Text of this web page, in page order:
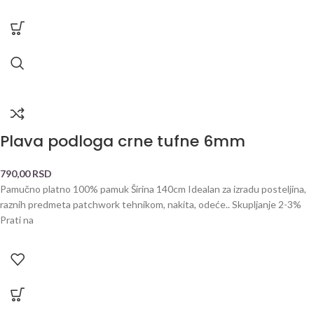
Plava podloga crne tufne 6mm
790,00RSD
Pamučno platno 100% pamuk Širina 140cm Idealan za izradu posteljina,
raznih predmeta patchwork tehnikom, nakita, odeće.. Skupljanje 2-3%
Prati na